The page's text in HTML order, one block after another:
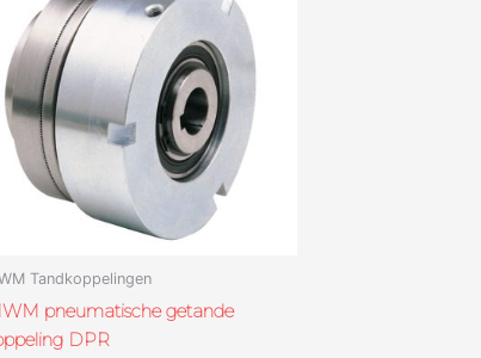
Tandkoppelingen
pneumatische getande
DPR